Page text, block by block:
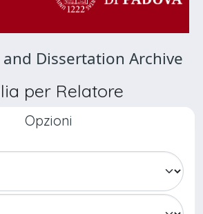
and Dissertation Archive
per Relatore
Opzioni